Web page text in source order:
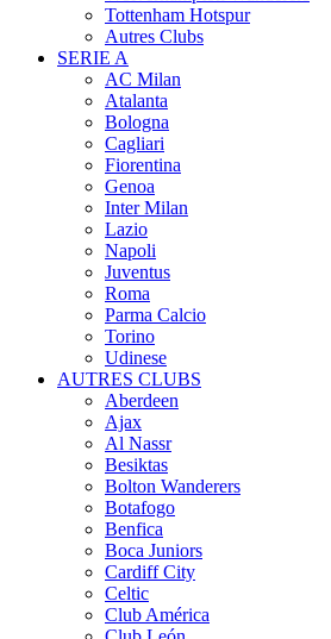
Tottenham Hotspur
Autres Clubs
SERIE A
AC Milan
Atalanta
Bologna
Cagliari
Fiorentina
Genoa
Inter Milan
Lazio
Napoli
Juventus
Roma
Parma Calcio
Torino
Udinese
AUTRES CLUBS
Aberdeen
Ajax
Al Nassr
Besiktas
Bolton Wanderers
Botafogo
Benfica
Boca Juniors
Cardiff City
Celtic
Club América